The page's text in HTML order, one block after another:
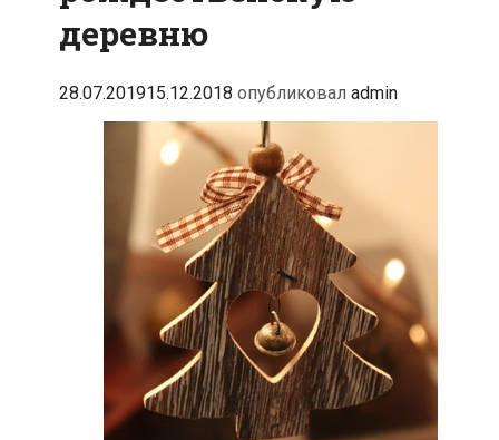
деревню
28.07.201915.12.2018 опубликовал admin